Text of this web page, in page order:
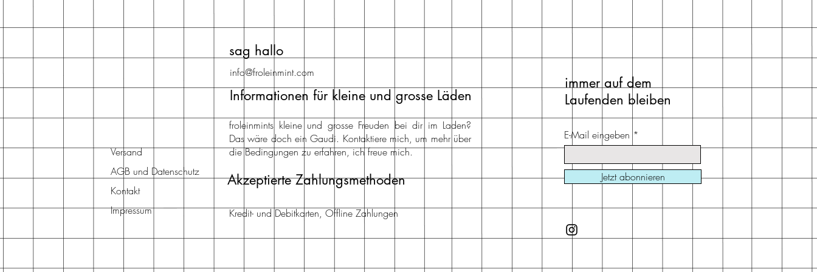
info@froleinmint.com
Kredit- und Debitkarten, Offline Zahlungen
Versand
AGB und Datenschutz
Kontakt
Impressum
immer auf dem
Laufenden bleiben
E-Mail eingeben
Jetzt abonnieren
Informationen für kleine und grosse Läden
froleinmints kleine und grosse Freuden bei dir im Laden?
Das wäre doch ein Gaudi. Kontaktiere mich, um mehr über
die Bedingungen zu erfahren, ich freue mich.
Akzeptierte Zahlungsmethoden
sag hallo